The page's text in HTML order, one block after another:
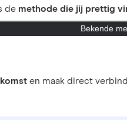
de methode die jij prettig
Bekende
en maak direct